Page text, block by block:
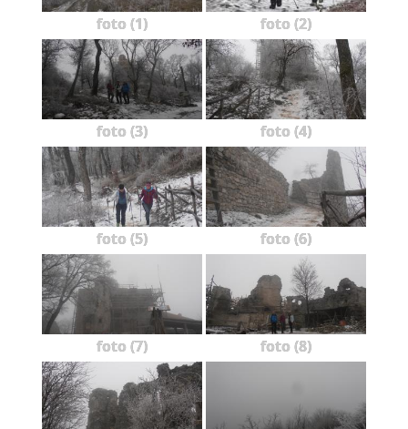
foto (1) foto (2)
foto (3) foto (4)
foto (5) foto (6)
foto (7) foto (8)